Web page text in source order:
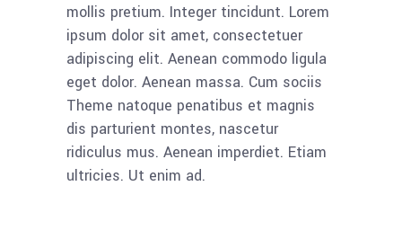
mollis pretium. Integer tincidunt. Lorem
ipsum dolor sit amet, consectetuer
adipiscing elit. Aenean commodo ligula
eget dolor. Aenean massa. Cum sociis
Theme natoque penatibus et magnis
dis parturient montes, nascetur
ridiculus mus. Aenean imperdiet. Etiam
ultricies. Ut enim ad.